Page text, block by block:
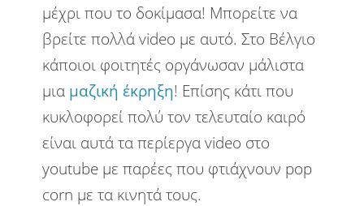
μέχρι που το δοκίμασα! Μπορείτε να
βρείτε πολλά video με αυτό. Στο Βέλγιο
κάποιοι φοιτητές οργάνωσαν μάλιστα
μια μαζική έκρηξη! Επίσης κάτι που
κυκλοφορεί πολύ τον τελευταίο καιρό
είναι αυτά τα περίεργα video στο
youtube με παρέες που φτιάχνουν pop
corn με τα κινητά τους.